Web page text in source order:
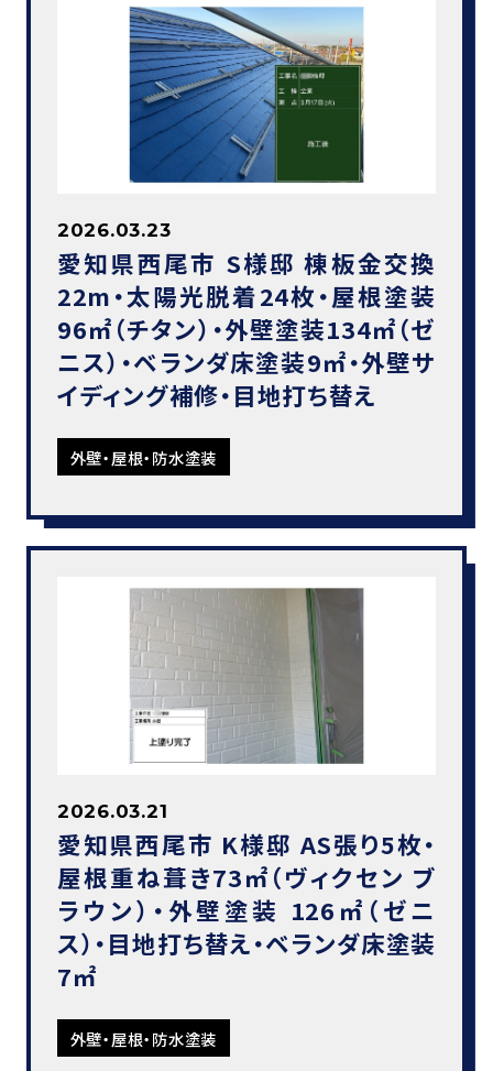
2026.03.23
愛知県西尾市 S様邸 棟板金交換
22m・太陽光脱着24枚・屋根塗装
96㎡（チタン）・外壁塗装134㎡（ゼ
ニス）・ベランダ床塗装9㎡・外壁サ
イディング補修・目地打ち替え
外壁・屋根・防水塗装
2026.03.21
愛知県西尾市 K様邸 AS張り5枚・
屋根重ね葺き73㎡（ヴィクセン ブ
ラウン）・外壁塗装 126㎡（ゼニ
ス）・目地打ち替え・ベランダ床塗装
7㎡
外壁・屋根・防水塗装